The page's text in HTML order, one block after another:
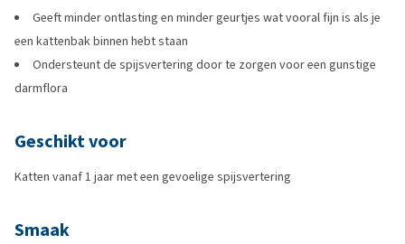
Geeft minder ontlasting en minder geurtjes wat vooral fijn is als je
een kattenbak binnen hebt staan
Ondersteunt de spijsvertering door te zorgen voor een gunstige
darmflora
Geschikt voor
Katten vanaf 1 jaar met een gevoelige spijsvertering
Smaak